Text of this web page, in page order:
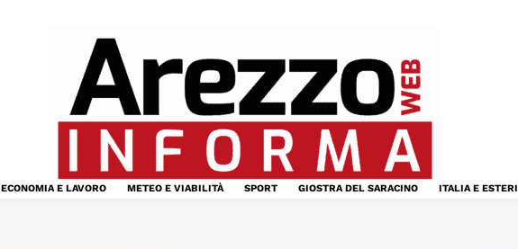
ECONOMIA E LAVORO METEO E VIABILITÀ SPORT GIOSTRA DEL SARACINO ITALIA E ESTERI